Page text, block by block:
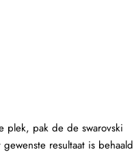
plek, pak de de swarovski
resultaat is behaald